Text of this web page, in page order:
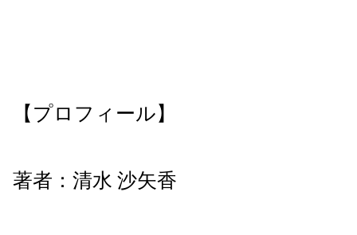
【プロフィール】
著者：清水 沙矢香